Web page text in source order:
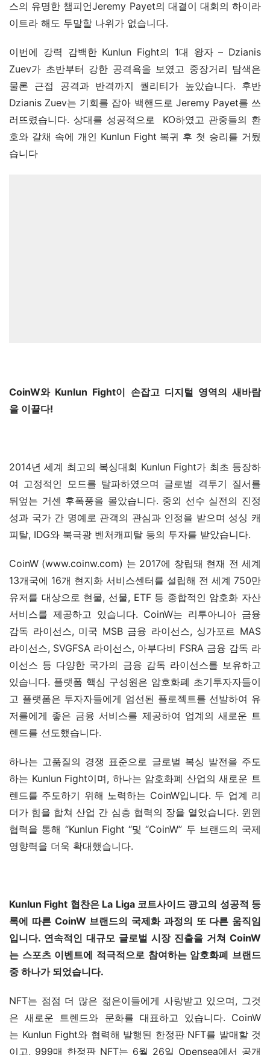
스의 유명한 챔피언Jeremy Payet의 대결이 대회의 하이라
이트라 해도 두말할 나위가 없습니다.
이번에 강력 감백한 Kunlun Fight의 1대 왕자 – Dzianis
Zuev가 초반부터 강한 공격욕을 보였고 중장거리 탐색은
물론 근접 공격과 반격까지 퀄리티가 높았습니다. 후반
Dzianis Zuev는 기회를 잡아 백핸드로 Jeremy Payet를 쓰
러뜨렸습니다. 상대를 성공적으로  KO하였고 관중들의 환
호와 갈채 속에 개인 Kunlun Fight 복귀 후 첫 승리를 거뒀
습니다
CoinW와 Kunlun Fight이 손잡고 디지털 영역의 새바람
을 이끌다!
2014년 세계 최고의 복싱대회 Kunlun Fight가 최초 등장하
여 고정적인 모드를 탈파하였으며 글로벌 격투기 질서를
뒤엎는 거센 후폭풍을 몰았습니다. 중외 선수 실전의 진정
성과 국가 간 명예로 관객의 관심과 인정을 받으며 성싱 캐
피탈, IDG와 북극광 벤처캐피탈 등의 투자를 받았습니다.
CoinW (www.coinw.com) 는 2017에 창립돼 현재 전 세계
13개국에 16개 현지화 서비스센터를 설립해 전 세계 750만
유저를 대상으로 현물, 선물, ETF 등 종합적인 암호화 자산
서비스를 제공하고 있습니다. CoinW는 리투아니아 금융
감독 라이선스, 미국 MSB 금융 라이선스, 싱가포르 MAS
라이선스, SVGFSA 라이선스, 아부다비 FSRA 금융 감독 라
이선스 등 다양한 국가의 금융 감독 라이선스를 보유하고
있습니다. 플랫폼 핵심 구성원은 암호화폐 초기투자자들이
고 플랫폼은 투자자들에게 엄선된 플로젝트를 선발하여 유
저를에게 좋은 금융 서비스를 제공하여 업계의 새로운 트
렌드를 선도했습니다.
하나는 고품질의 경쟁 표준으로 글로벌 복싱 발전을 주도
하는 Kunlun Fight이며, 하나는 암호화폐 산업의 새로운 트
렌드를 주도하기 위해 노력하는 CoinW입니다. 두 업계 리
더가 힘을 합쳐 산업 간 심층 협력의 장을 열었습니다. 윈윈
협력을 통해 “Kunlun Fight “및 “CoinW” 두 브랜드의 국제
영향력을 더욱 확대했습니다.
Kunlun Fight 협찬은 La Liga 코트사이드 광고의 성공적 등
록에 따른 CoinW 브랜드의 국제화 과정의 또 다른 움직임
입니다. 연속적인 대규모 글로벌 시장 진출을 거쳐 CoinW
는 스포츠 이벤트에 적극적으로 참여하는 암호화폐 브랜드
중 하나가 되었습니다.
NFT는 점점 더 많은 젊은이들에게 사랑받고 있으며, 그것
은 새로운 트렌드와 문화를 대표하고 있습니다. CoinW
는 Kunlun Fight와 협력해 발행된 한정판 NFT를 발매할 것
이고, 999매 한정판 NFT는 6월 26일 Opensea에서 공개